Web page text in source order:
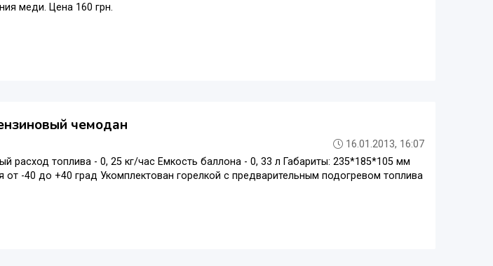
меди. Цена 160 грн.
чемодан
16.01.2013, 16:07
расход топлива - 0, 25 кг/час Емкость баллона - 0, 33 л Габариты: 235*185*105 мм
от -40 до +40 град Укомплектован горелкой с предварительным подогревом топлива